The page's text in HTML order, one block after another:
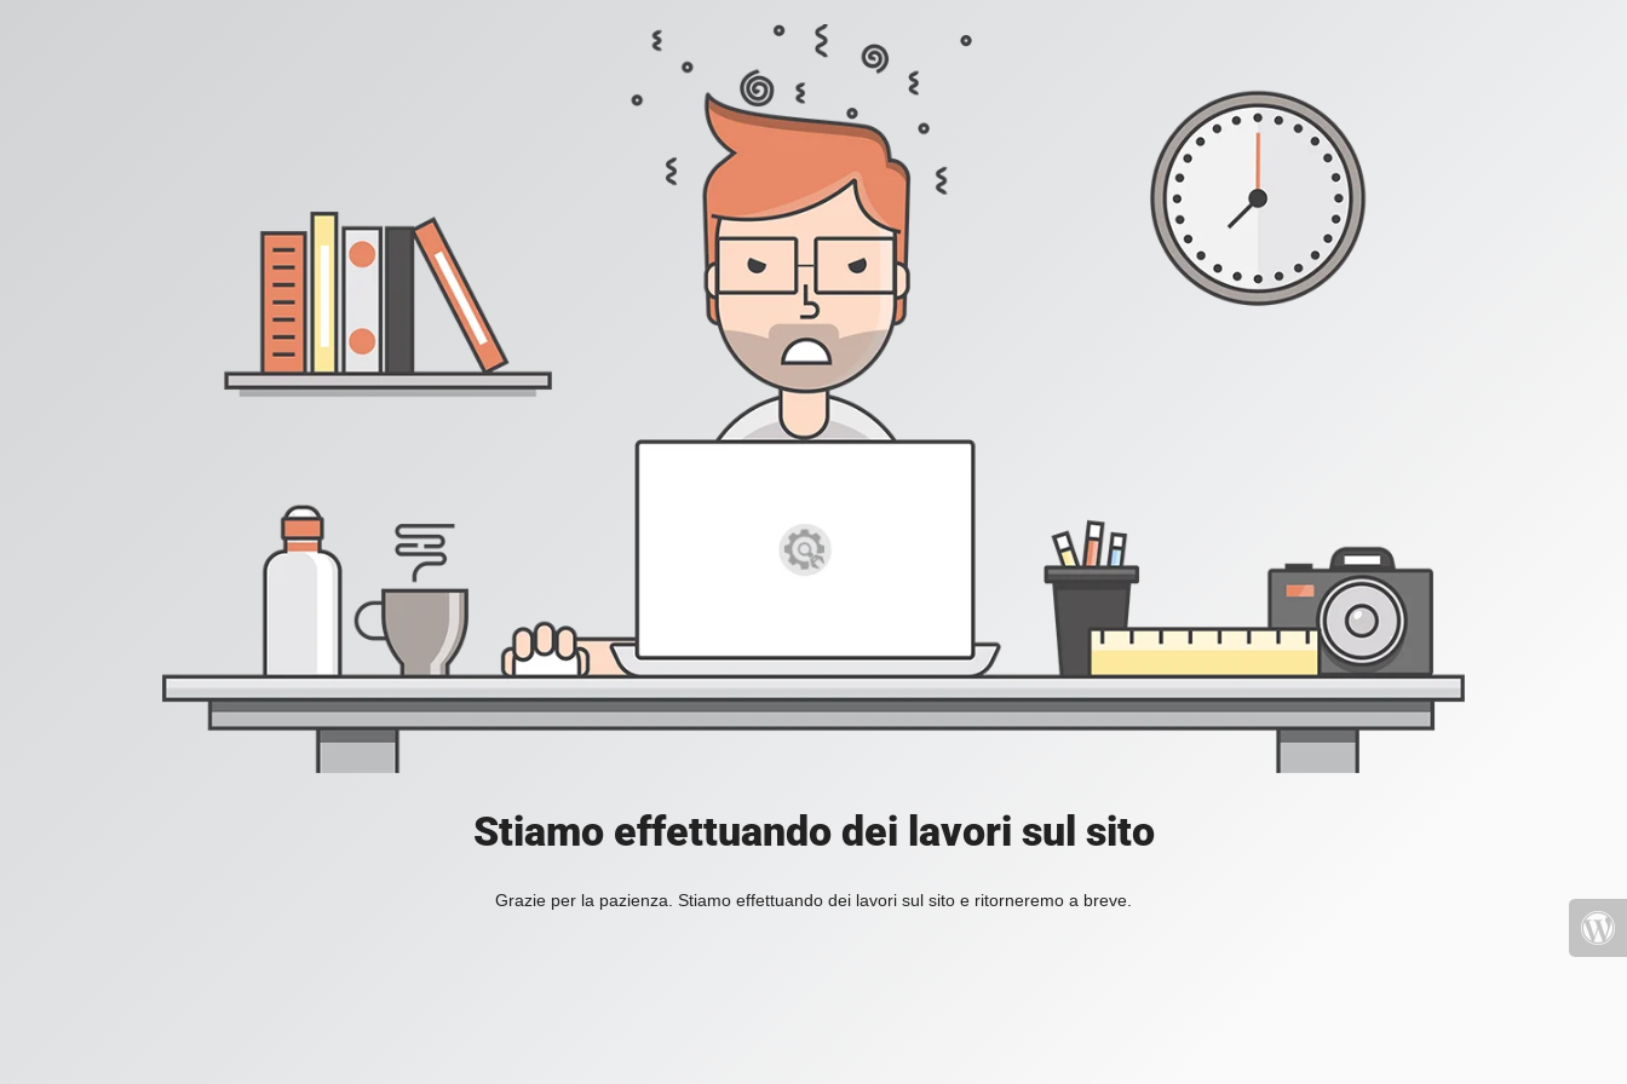
Stiamo effettuando dei lavori sul sito
Grazie per la pazienza. Stiamo effettuando dei lavori sul sito e ritorneremo a breve.